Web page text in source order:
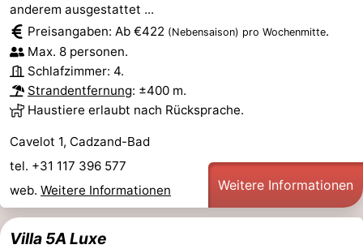
anderem ausgestattet ...
Preisangaben: Ab €422 (Nebensaison) pro Wochenmitte.
Max. 8 personen.
Schlafzimmer: 4.
Strandentfernung: ±400 m.
Haustiere erlaubt nach Rücksprache.
Cavelot 1, Cadzand-Bad
tel. +31 117 396 577
web. Weitere Informationen Weitere Informationen
Villa 5A Luxe